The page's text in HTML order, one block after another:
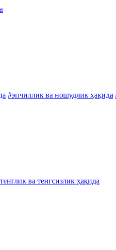
#эпчиллик ва ношудлик ҳақида
ва тенгсизлик ҳақида